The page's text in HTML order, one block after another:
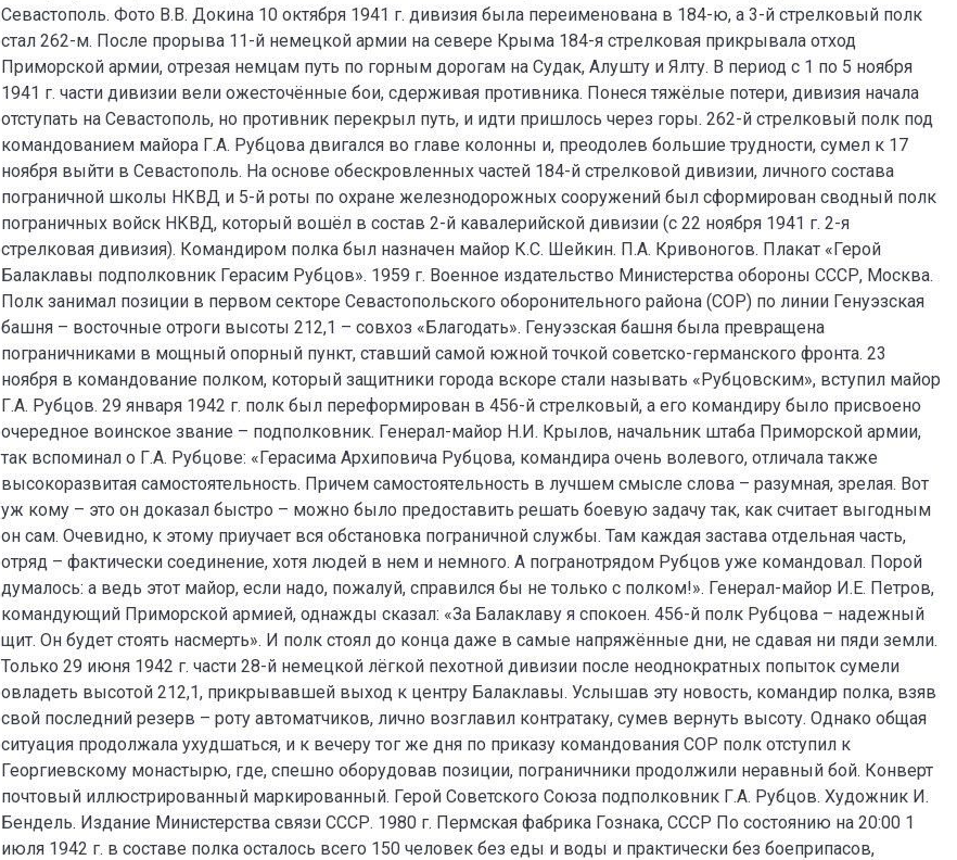
Севастополь. Фото В.В. Докина 10 октября 1941 г. дивизия была переименована в 184-ю, а 3-й стрелковый полк
стал 262-м. После прорыва 11-й немецкой армии на севере Крыма 184-я стрелковая прикрывала отход
Приморской армии, отрезая немцам путь по горным дорогам на Судак, Алушту и Ялту. В период с 1 по 5 ноября
1941 г. части дивизии вели ожесточённые бои, сдерживая противника. Понеся тяжёлые потери, дивизия начала
отступать на Севастополь, но противник перекрыл путь, и идти пришлось через горы. 262-й стрелковый полк под
командованием майора Г.А. Рубцова двигался во главе колонны и, преодолев большие трудности, сумел к 17
ноября выйти в Севастополь. На основе обескровленных частей 184-й стрелковой дивизии, личного состава
пограничной школы НКВД и 5-й роты по охране железнодорожных сооружений был сформирован сводный полк
пограничных войск НКВД, который вошёл в состав 2-й кавалерийской дивизии (с 22 ноября 1941 г. 2-я
стрелковая дивизия). Командиром полка был назначен майор К.С. Шейкин. П.А. Кривоногов. Плакат «Герой
Балаклавы подполковник Герасим Рубцов». 1959 г. Военное издательство Министерства обороны СССР, Москва.
Полк занимал позиции в первом секторе Севастопольского оборонительного района (СОР) по линии Генуэзская
башня – восточные отроги высоты 212,1 – совхоз «Благодать». Генуэзская башня была превращена
пограничниками в мощный опорный пункт, ставший самой южной точкой советско-германского фронта. 23
ноября в командование полком, который защитники города вскоре стали называть «Рубцовским», вступил майор
Г.А. Рубцов. 29 января 1942 г. полк был переформирован в 456-й стрелковый, а его командиру было присвоено
очередное воинское звание – подполковник. Генерал-майор Н.И. Крылов, начальник штаба Приморской армии,
так вспоминал о Г.А. Рубцове: «Герасима Архиповича Рубцова, командира очень волевого, отличала также
высокоразвитая самостоятельность. Причем самостоятельность в лучшем смысле слова – разумная, зрелая. Вот
уж кому – это он доказал быстро – можно было предоставить решать боевую задачу так, как считает выгодным
он сам. Очевидно, к этому приучает вся обстановка пограничной службы. Там каждая застава отдельная часть,
отряд – фактически соединение, хотя людей в нем и немного. А погранотрядом Рубцов уже командовал. Порой
думалось: а ведь этот майор, если надо, пожалуй, справился бы не только с полком!». Генерал-майор И.Е. Петров,
командующий Приморской армией, однажды сказал: «За Балаклаву я спокоен. 456-й полк Рубцова – надежный
щит. Он будет стоять насмерть». И полк стоял до конца даже в самые напряжённые дни, не сдавая ни пяди земли.
Только 29 июня 1942 г. части 28-й немецкой лёгкой пехотной дивизии после неоднократных попыток сумели
овладеть высотой 212,1, прикрывавшей выход к центру Балаклавы. Услышав эту новость, командир полка, взяв
свой последний резерв – роту автоматчиков, лично возглавил контратаку, сумев вернуть высоту. Однако общая
ситуация продолжала ухудшаться, и к вечеру тог же дня по приказу командования СОР полк отступил к
Георгиевскому монастырю, где, спешно оборудовав позиции, пограничники продолжили неравный бой. Конверт
почтовый иллюстрированный маркированный. Герой Советского Союза подполковник Г.А. Рубцов. Художник И.
Бендель. Издание Министерства связи СССР. 1980 г. Пермская фабрика Гознака, СССР По состоянию на 20:00 1
июля 1942 г. в составе полка осталось всего 150 человек без еды и воды и практически без боеприпасов,